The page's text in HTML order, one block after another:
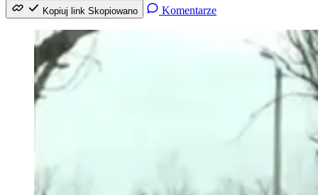
Kopiuj link Skopiowano Komentarze